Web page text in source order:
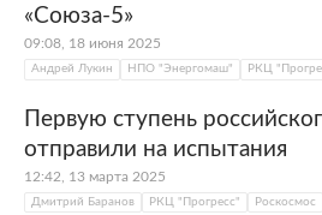
«Союза-5»
09:08, 18 июня 2025
Андрей Лукин НПО "Энергомаш" РКЦ
Первую ступень
отправили на испытания
12:42, 13 марта 2025
Дмитрий Баранов РКЦ "Прогресс" Роскосмос